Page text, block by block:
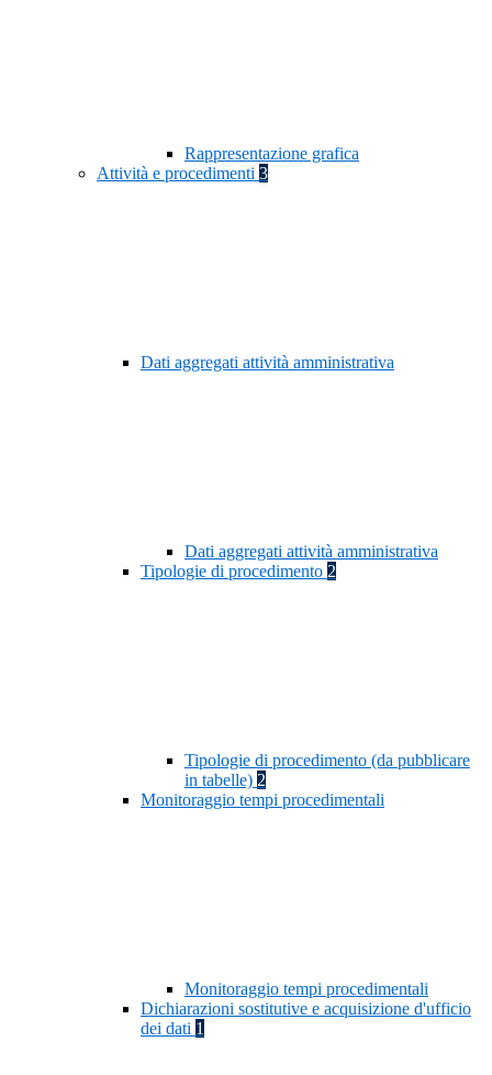
Rappresentazione grafica
Attività e procedimenti 3
Dati aggregati attività amministrativa
Dati aggregati attività amministrativa
Tipologie di procedimento 2
Tipologie di procedimento (da pubblicare
in tabelle) 2
Monitoraggio tempi procedimentali
Monitoraggio tempi procedimentali
Dichiarazioni sostitutive e acquisizione d'ufficio
dei dati 1